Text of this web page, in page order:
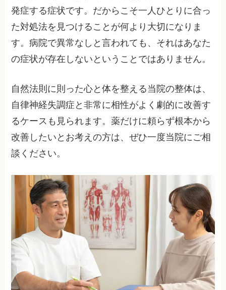
発症する症状です。だからこそ一人ひとりに合っ
た対処法を見つけることが何より大切になりま
す。病院で異常なしと言われても、それはあなた
の症状が存在しないということではありません。
自然法則に則った心と体を整える当院の整体は、
自律神経失調症と非常に相性がよく劇的に改善す
るケースも見られます。薬だけに頼らず根本から
改善したいとお考えの方は、ぜひ一度当院にご相
談ください。